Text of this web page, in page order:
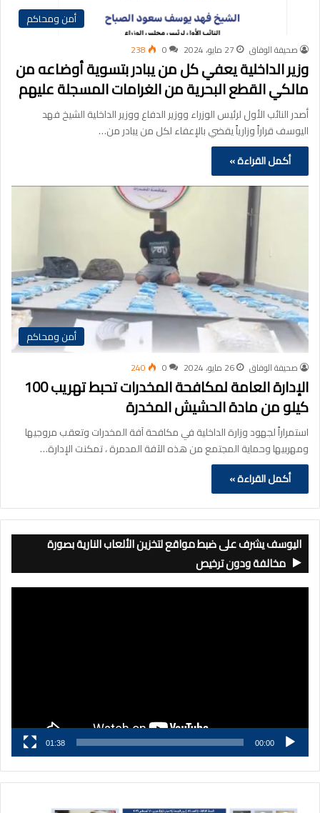
أمن ومحاكم
صحيفة الوفاق 27 مايو، 2024 0
238
وزير الداخلية يعفي كل من يبادر بتسوية أوضاعه من
مالكي القطع البحرية من الغرامات المسجلة عليهم
أصدر النائب الأول لرئيس الوزراء ووزير الدفاع ووزير الداخلية الشيخ فهد
اليوسف قراراً وزارياً يقضي بالإعفاء لكل من يبادر من…
أكمل القراءة »
أمن ومحاكم
صحيفة الوفاق 26 مايو، 2024 0
240
الإدارة العامة لمكافحة المخدرات تحبط تهريب 100
كيلو من مادة الحشيش المخدرة
استمراراً لجهود وزارة الداخلية في مكافحة آفة المخدرات وتعقب مروجيها
ومهربيها وحماية المجتمع من هذه الآفة المدمرة ، تمكنت الإدارة…
أكمل القراءة »
اليوسف يشرف على ضبط مواقع لتخزين الألعاب النارية بصورة
مخالفة ودون ترخيص
00:00
01:38